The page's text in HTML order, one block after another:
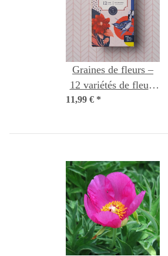
Graines de fleurs –
12 variétés de fleurs
reproductibles –
– coffret de graines
11,99 € *